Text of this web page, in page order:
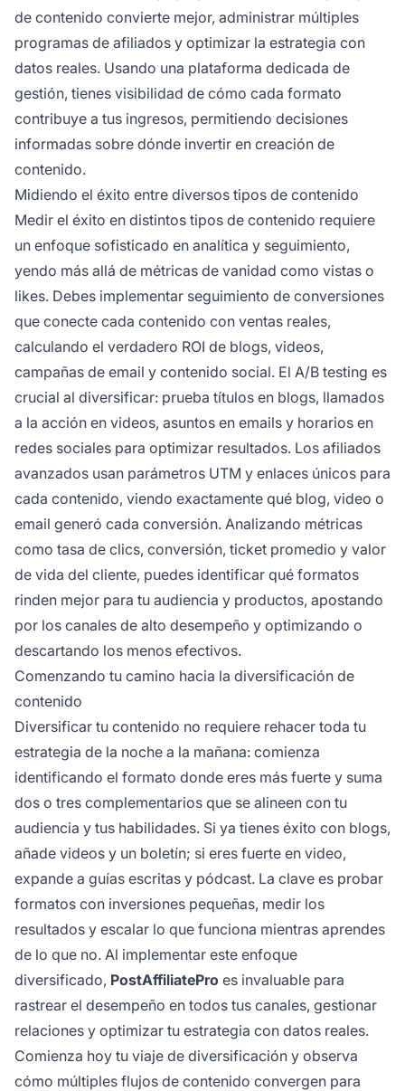
de contenido convierte mejor, administrar múltiples
programas de afiliados y optimizar la estrategia con
datos reales. Usando una plataforma dedicada de
gestión, tienes visibilidad de cómo cada formato
contribuye a tus ingresos, permitiendo decisiones
informadas sobre dónde invertir en creación de
contenido.
Midiendo el éxito entre diversos tipos de contenido
Medir el éxito en distintos tipos de contenido requiere
un enfoque sofisticado en analítica y seguimiento,
yendo más allá de métricas de vanidad como vistas o
likes. Debes implementar seguimiento de conversiones
que conecte cada contenido con ventas reales,
calculando el verdadero ROI de blogs, videos,
campañas de email y contenido social. El A/B testing es
crucial al diversificar: prueba títulos en blogs, llamados
a la acción en videos, asuntos en emails y horarios en
redes sociales para optimizar resultados. Los afiliados
avanzados usan parámetros UTM y enlaces únicos para
cada contenido, viendo exactamente qué blog, video o
email generó cada conversión. Analizando métricas
como tasa de clics, conversión, ticket promedio y valor
de vida del cliente, puedes identificar qué formatos
rinden mejor para tu audiencia y productos, apostando
por los canales de alto desempeño y optimizando o
descartando los menos efectivos.
Comenzando tu camino hacia la diversificación de
contenido
Diversificar tu contenido no requiere rehacer toda tu
estrategia de la noche a la mañana: comienza
identificando el formato donde eres más fuerte y suma
dos o tres complementarios que se alineen con tu
audiencia y tus habilidades. Si ya tienes éxito con blogs,
añade videos y un boletín; si eres fuerte en video,
expande a guías escritas y pódcast. La clave es probar
formatos con inversiones pequeñas, medir los
resultados y escalar lo que funciona mientras aprendes
de lo que no. Al implementar este enfoque
diversificado, PostAffiliatePro es invaluable para
rastrear el desempeño en todos tus canales, gestionar
relaciones y optimizar tu estrategia con datos reales.
Comienza hoy tu viaje de diversificación y observa
cómo múltiples flujos de contenido convergen para